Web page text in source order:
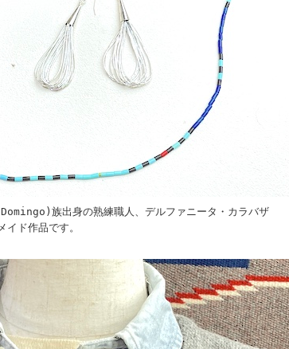
族出身の熟練職人、デルファニータ・カラバザ
ド作品です。